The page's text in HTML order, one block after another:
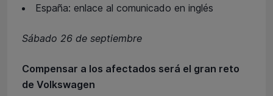
España: enlace al comunicado en inglés
Sábado 26 de septiembre
Compensar a los afectados será el gran reto
de Volkswagen